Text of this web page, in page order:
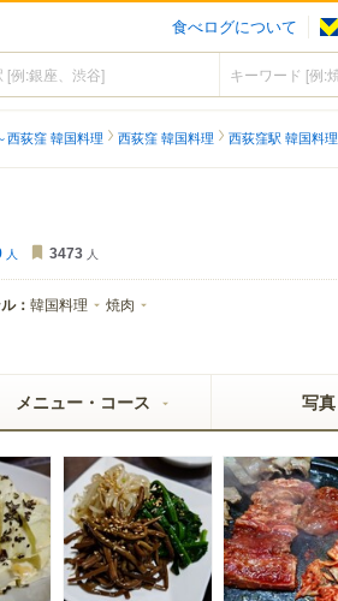
食べログについて
西荻窪 韓国料理 西荻窪 韓国料理 西荻窪駅 韓国料理
人 3473 人
： 韓国料理 焼肉
メニュー・コース 写真